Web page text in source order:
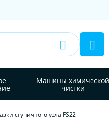
Машины химической
чистки
ступичного узла FS22